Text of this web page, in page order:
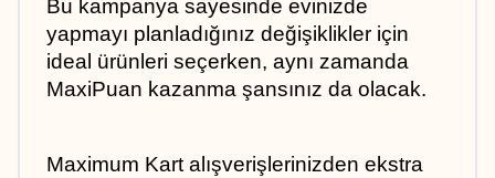
Bu kampanya sayesinde evinizde
yapmayı planladığınız değişiklikler için
ideal ürünleri seçerken, aynı zamanda
MaxiPuan kazanma şansınız da olacak.
Maximum Kart alışverişlerinizden ekstra